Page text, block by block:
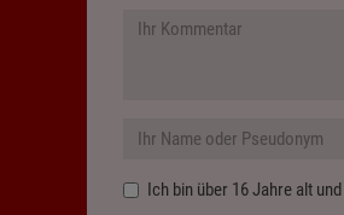
Ich bin über 16 Jahre alt